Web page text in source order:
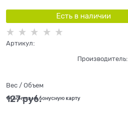
Есть в наличии
Артикул:
Производитель:
Вес / Объем
127 руб.
+4 бонуса на бонусную карту